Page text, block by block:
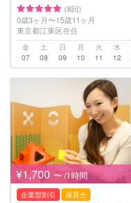
(8回)
0歳3ヶ月〜15歳11ヶ月
東京都江東区在住
金
07
土
08
日
09
月
10
火
11
水
12
¥1,700 〜 /1時間
企業型割引 保育士